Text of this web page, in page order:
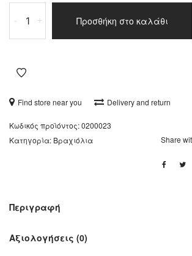
-Ατσάλι
ποσότητα
+ Προσθήκη στο καλάθι
Find store near you Delivery and return
Κωδικός προϊόντος:0200023
Κατηγορία: Βραχιόλια Share
Περιγραφή
Αξιολογήσεις (0)